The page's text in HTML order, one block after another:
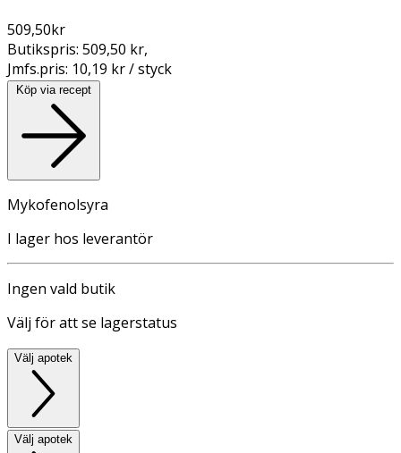
509,50kr
Butikspris: 509,50 kr,
Jmfs.pris: 10,19 kr / styck
Köp via recept
Mykofenolsyra
I lager hos leverantör
Ingen vald butik
Välj för att se lagerstatus
Välj apotek
Välj apotek